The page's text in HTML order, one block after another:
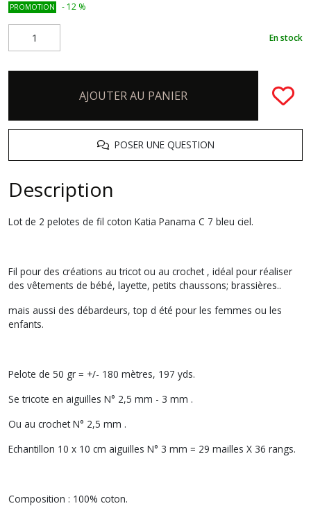
PROMOTION - 12 %
En stock
AJOUTER AU PANIER
POSER UNE QUESTION
Description
Lot de 2 pelotes de fil coton Katia Panama C 7 bleu ciel.
Fil pour des créations au tricot ou au crochet , idéal pour réaliser
des vêtements de bébé, layette, petits chaussons; brassières..
mais aussi des débardeurs, top d été pour les femmes ou les
enfants.
Pelote de 50 gr = +/- 180 mètres, 197 yds.
Se tricote en aiguilles N° 2,5 mm - 3 mm .
Ou au crochet N° 2,5 mm .
Echantillon 10 x 10 cm aiguilles N° 3 mm = 29 mailles X 36 rangs.
Composition : 100% coton.